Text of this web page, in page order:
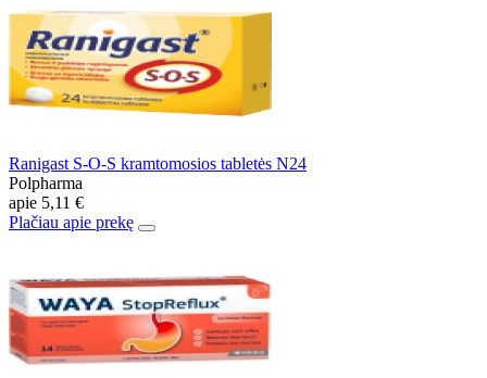
Ranigast S-O-S kramtomosios tabletės N24
Polpharma
apie 5,11 €
Plačiau apie prekę